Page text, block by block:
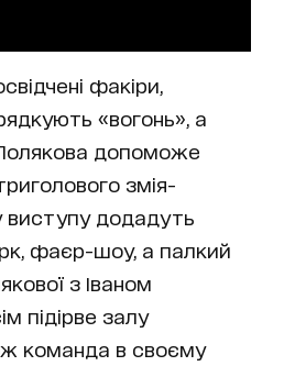
факіри,
«вогонь», а
допоможе
змія-
виступу додадуть
фаєр-шоу, а палкий
з Іваном
підірве залу
команда в своєму